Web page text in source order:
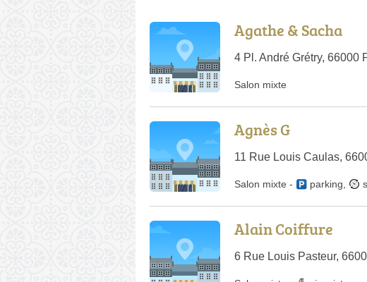
Agathe & Sacha
4 Pl. André Grétry, 66000
Salon mixte
Agnès G
11 Rue Louis Caulas,
Salon mixte - parking
Alain Coiffure
6 Rue Louis Pasteur,